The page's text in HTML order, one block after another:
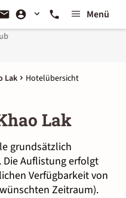
Menü
Lak Hotelübersicht
Lak
grundsätzlich
Die Auflistung erfolgt
Verfügbarkeit von
Zeitraum).